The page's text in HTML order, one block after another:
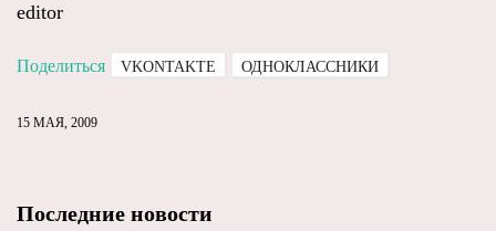
editor
Поделиться VKONTAKTE ОДНОКЛАССНИКИ
15 МАЯ, 2009
Последние новости